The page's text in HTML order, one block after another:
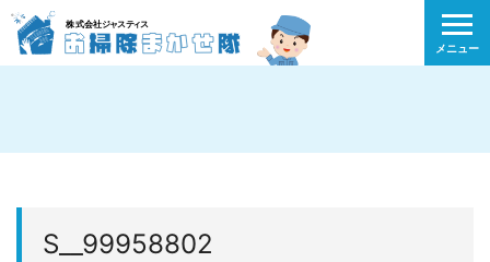
メニュー
S__99958802